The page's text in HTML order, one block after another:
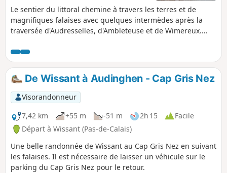
Le sentier du littoral chemine à travers les terres et de
magnifiques falaises avec quelques intermèdes après la
traversée d'Audresselles, d'Ambleteuse et de Wimereux.
monter jusqu'à la vieille ville fortifiée de
Boulogne.L'itinéraire suit le GR®® 120 qui a été dévié car le
sentier des crans a été supprimé. ⚠️ 16/06/2026 :
randonnée modifiée pour suivre la déviation du GR®120. De
Cap Gris Nez à Audresselles, il ne passe plus par les Crans.
De Wissant à Audinghen - Cap Gris Nez
Visorandonneur
7,42 km
+55 m -51 m 2h 15
Facile
Départ à Wissant (Pas-de-Calais)
Une belle randonnée de Wissant au Cap Gris Nez en suivant
les falaises. Il est nécessaire de laisser un véhicule sur le
parking du Cap Gris Nez pour le retour.